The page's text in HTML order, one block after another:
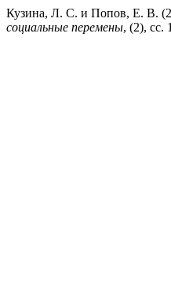
Кузина, Л. С. и Попов, Е. В.
социальные перемены, (2), сс.